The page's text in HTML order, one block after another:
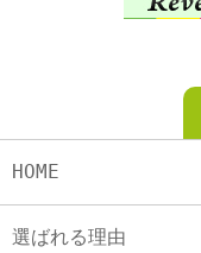
HOME
選ばれる理由